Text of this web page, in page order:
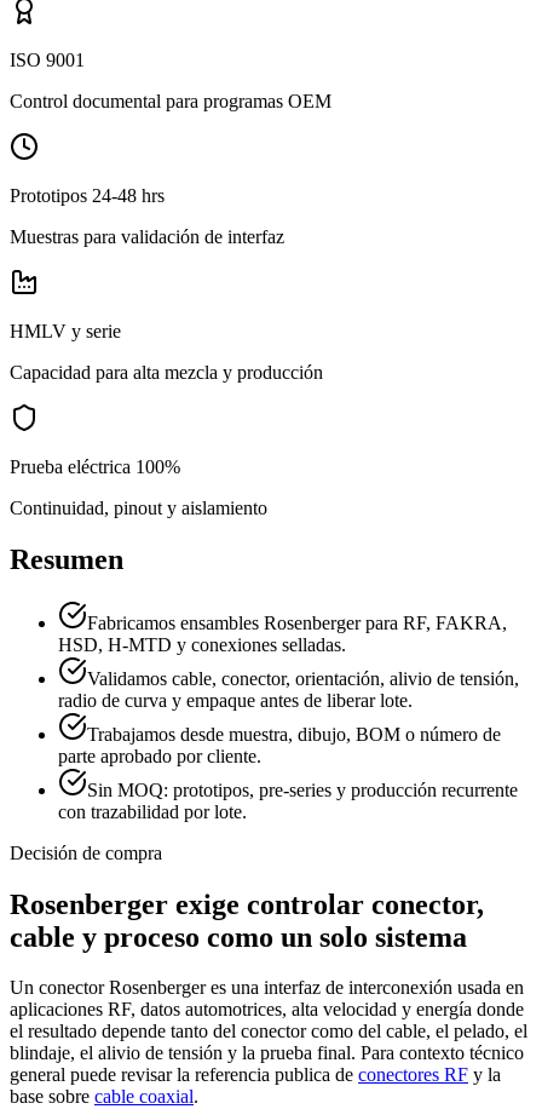
ISO 9001
Control documental para programas OEM
Prototipos 24-48 hrs
Muestras para validación de interfaz
HMLV y serie
Capacidad para alta mezcla y producción
Prueba eléctrica 100%
Continuidad, pinout y aislamiento
Resumen
Fabricamos ensambles Rosenberger para RF, FAKRA,
HSD, H-MTD y conexiones selladas.
Validamos cable, conector, orientación, alivio de tensión,
radio de curva y empaque antes de liberar lote.
Trabajamos desde muestra, dibujo, BOM o número de
parte aprobado por cliente.
Sin MOQ: prototipos, pre-series y producción recurrente
con trazabilidad por lote.
Decisión de compra
Rosenberger exige controlar conector,
cable y proceso como un solo sistema
Un conector Rosenberger es una interfaz de interconexión usada en
aplicaciones RF, datos automotrices, alta velocidad y energía donde
el resultado depende tanto del conector como del cable, el pelado, el
blindaje, el alivio de tensión y la prueba final. Para contexto técnico
general puede revisar la referencia publica de conectores RF y la
base sobre cable coaxial.